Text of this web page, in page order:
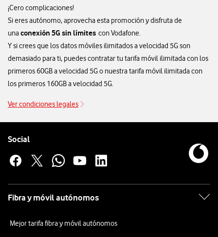
¡Cero complicaciones!
Si eres autónomo, aprovecha esta promoción y disfruta de
unaconexión 5G sin límites con Vodafone.
Y si crees que los datos móviles ilimitados a velocidad 5G son
demasiado para ti, puedes contratar tu tarifa móvil ilimitada con los
primeros 60GB a velocidad 5G o nuestra tarifa móvil ilimitada con
los primeros 160GB a velocidad 5G.
Ver condiciones legales
Social
Fibra y móvil autónomos
Mejor tarifa fibra y móvil autónomos